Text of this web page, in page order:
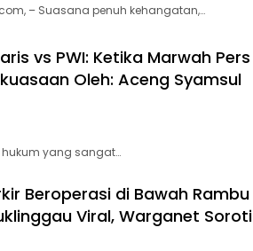
– Suasana penuh kehangatan,…
vs PWI: Ketika Marwah Pers
Oleh: Aceng Syamsul
hukum yang sangat…
Beroperasi di Bawah Rambu
Viral, Warganet Soroti